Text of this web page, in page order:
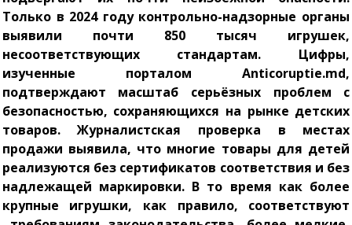
Только в 2024 году контрольно-надзорные органы
выявили почти 850 тысяч игрушек,
несоответствующих стандартам. Цифры,
изученные порталом Anticoruptie.md,
подтверждают масштаб серьёзных проблем с
безопасностью, сохраняющихся на рынке детских
товаров. Журналистская проверка в местах
продажи выявила, что многие товары для детей
реализуются без сертификатов соответствия и без
надлежащей маркировки. В то время как более
крупные игрушки, как правило, соответствуют